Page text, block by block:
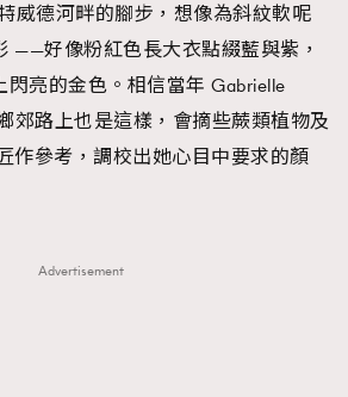
威德河畔的腳步，想像為斜紋軟呢
——好像粉紅色長大衣點綴藍與紫，
亮的金色。相信當年 Gabrielle
郊路上也是這樣，會摘些蕨類植物及
作參考，調校出她心目中要求的顏
Advertisement